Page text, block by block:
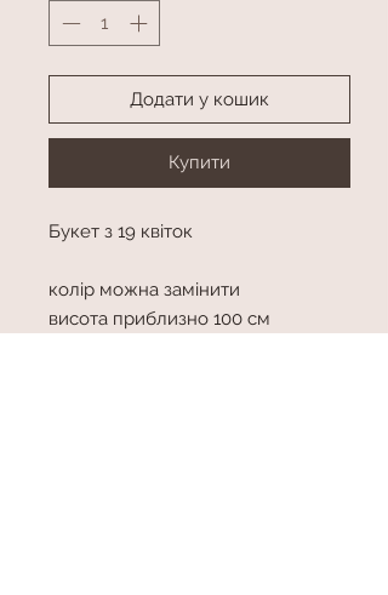
Додати у кошик
Купити
Букет з 19 квіток
колір можна замінити
висота приблизно 100 см